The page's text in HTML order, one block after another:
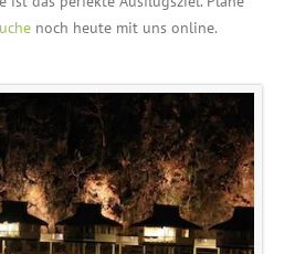
noch heute mit uns online.